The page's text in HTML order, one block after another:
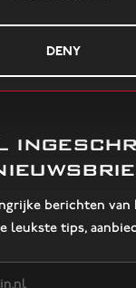
Deny
Mascolori
berichten van
leukste tips,